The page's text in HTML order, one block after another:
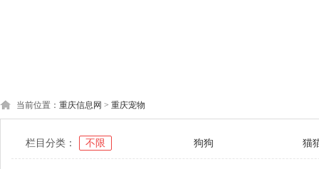
当前位置： 重庆信息网 > 重庆宠物
栏目分类： 不限 狗狗 猫